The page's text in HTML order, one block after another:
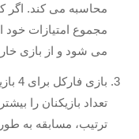
محاسبه می‌ کند. اگر
مجموع امتیازات خود
می‌ شود و از بازی
تعداد بازیکنان را
ترتیب، مسابقه به‌